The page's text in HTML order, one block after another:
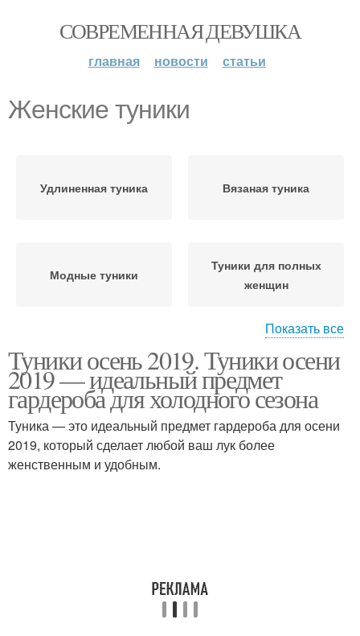
СОВРЕМЕННАЯ ДЕВУШКА
главная новости статьи
Женские туники
Удлиненная туника Вязаная туника
Модные туники
Туники для полных
женщин
Туники для женщин Зимние туники
Показать все
Туники осень 2019. Туники осени
2019 — идеальный предмет
гардероба для холодного сезона
Туника — это идеальный предмет гардероба для осени
2019, который сделает любой ваш лук более
женственным и удобным.